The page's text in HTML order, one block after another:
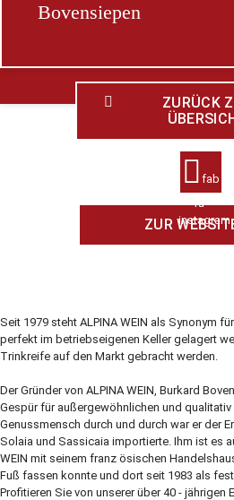
Bovensiepen
ZURÜCK
fab
fa-
instagram
ZUR
Seit 1979 steht ALPINA WEIN als Synonym
perfekt im betriebseigenen Keller gelagert
Trinkreife auf den Markt gebracht werden.
Der Gründer von ALPINA WEIN, Burkard
Gespür für außergewöhnlichen und
Genussmensch durch und durch war er der
Solaia und Sassicaia importierte. Ihm ist es
WEIN mit seinem franz ösischen
Fuß fassen konnte und dort seit 1983 als
Profitieren Sie von unserer über 40 - jährigen